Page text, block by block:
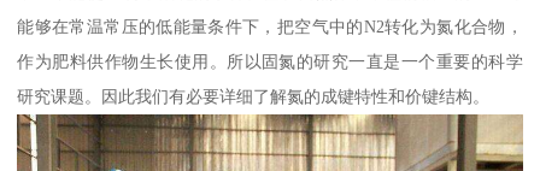
能够在常温常压的低能量条件下，把空气中的N2转化为氮化合物，
作为肥料供作物生长使用。所以固氮的研究一直是一个重要的科学
研究课题。因此我们有必要详细了解氮的成键特性和价键结构。